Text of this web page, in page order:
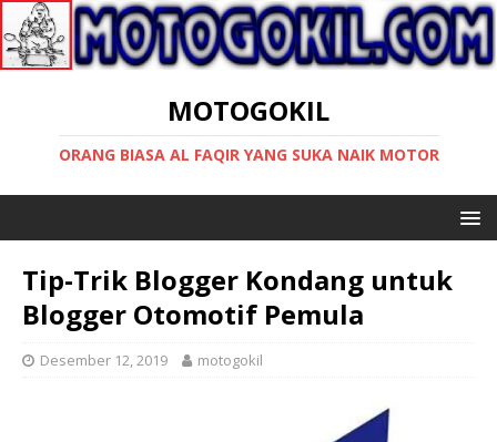
MOTOGOKIL
ORANG BIASA AL FAQIR YANG SUKA NAIK MOTOR
Tip-Trik Blogger Kondang untuk
Blogger Otomotif Pemula
Desember 12, 2019 motogokil